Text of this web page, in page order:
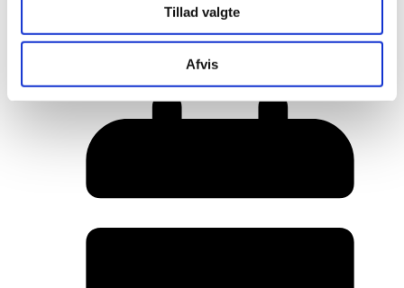
Tillad valgte
Afvis
Her er alle vinderne fra årets Danish
Rainbow Awards